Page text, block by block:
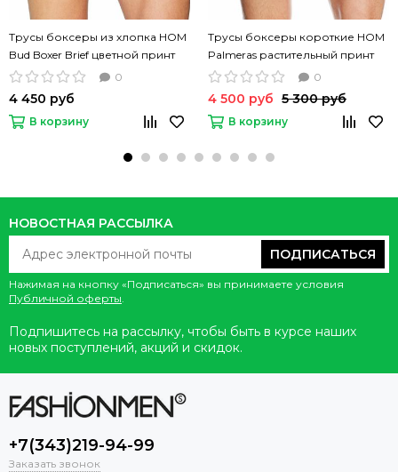
Трусы боксеры из хлопка HOM
Bud Boxer Brief цветной принт
0
4 450 руб
В корзину
Трусы боксеры короткие HOM
Palmeras растительный принт
0
4 500 руб 5 300 руб
В корзину
НОВОСТНАЯ РАССЫЛКА
ПОДПИСАТЬСЯ
Нажимая на кнопку «Подписаться» вы принимаете условия
Публичной оферты.
Подпишитесь на рассылку, чтобы быть в курсе наших
новых поступлений, акций и скидок.
+7(343)219-94-99
Заказать звонок